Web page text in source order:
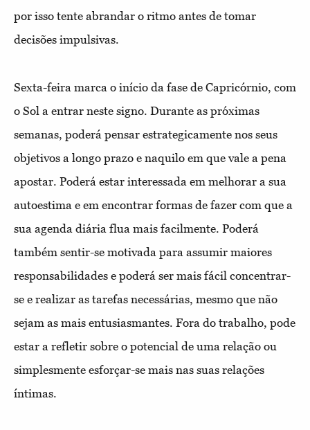
por isso tente abrandar o ritmo antes de tomar
decisões impulsivas.
Sexta-feira marca o início da fase de Capricórnio, com
o Sol a entrar neste signo. Durante as próximas
semanas, poderá pensar estrategicamente nos seus
objetivos a longo prazo e naquilo em que vale a pena
apostar. Poderá estar interessada em melhorar a sua
autoestima e em encontrar formas de fazer com que a
sua agenda diária flua mais facilmente. Poderá
também sentir-se motivada para assumir maiores
responsabilidades e poderá ser mais fácil concentrar-
se e realizar as tarefas necessárias, mesmo que não
sejam as mais entusiasmantes. Fora do trabalho, pode
estar a refletir sobre o potencial de uma relação ou
simplesmente esforçar-se mais nas suas relações
íntimas.